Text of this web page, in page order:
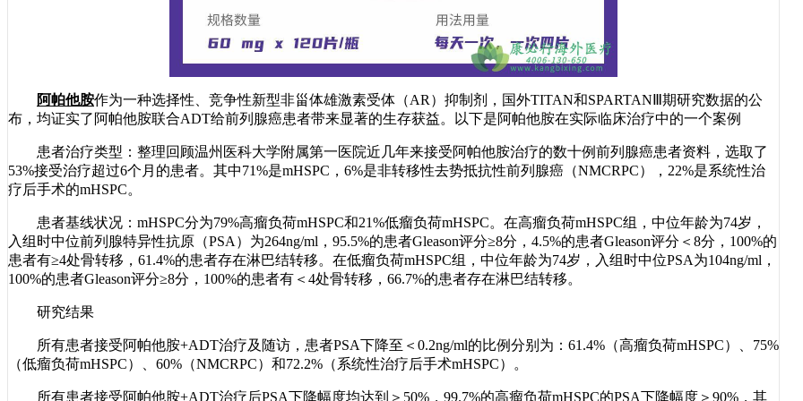
阿帕他胺作为一种选择性、竞争性新型非甾体雄激素受体（AR）抑制剂，国外TITAN和SPARTANⅢ期研究数据的公
布，均证实了阿帕他胺联合ADT给前列腺癌患者带来显著的生存获益。以下是阿帕他胺在实际临床治疗中的一个案例
患者治疗类型：整理回顾温州医科大学附属第一医院近几年来接受阿帕他胺治疗的数十例前列腺癌患者资料，选取了
53%接受治疗超过6个月的患者。其中71%是mHSPC，6%是非转移性去势抵抗性前列腺癌（NMCRPC），22%是系统性治
疗后手术的mHSPC。
患者基线状况：mHSPC分为79%高瘤负荷mHSPC和21%低瘤负荷mHSPC。在高瘤负荷mHSPC组，中位年龄为74岁，
入组时中位前列腺特异性抗原（PSA）为264ng/ml，95.5%的患者Gleason评分≥8分，4.5%的患者Gleason评分＜8分，100%的
患者有≥4处骨转移，61.4%的患者存在淋巴结转移。在低瘤负荷mHSPC组，中位年龄为74岁，入组时中位PSA为104ng/ml，
100%的患者Gleason评分≥8分，100%的患者有＜4处骨转移，66.7%的患者存在淋巴结转移。
研究结果
所有患者接受阿帕他胺+ADT治疗及随访，患者PSA下降至＜0.2ng/ml的比例分别为：61.4%（高瘤负荷mHSPC）、75%
（低瘤负荷mHSPC）、60%（NMCRPC）和72.2%（系统性治疗后手术mHSPC）。
所有患者接受阿帕他胺+ADT治疗后PSA下降幅度均达到＞50%，99.7%的高瘤负荷mHSPC的PSA下降幅度＞90%，其